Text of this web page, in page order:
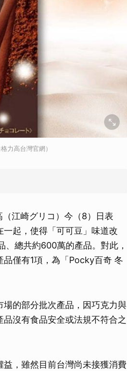
力高台灣官網）
江崎グリコ）今（8）日表
起，使得「可可豆」味道改
總共約600萬的產品。對此，
僅有1項，為「Pocky百奇 冬
的部分批次產品，因巧克力與
沒有食品安全或法規不符合之
，雖然目前台灣尚未接獲消費